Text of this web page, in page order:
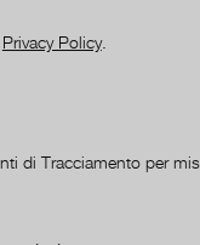
Privacy Policy.
di Tracciamento per